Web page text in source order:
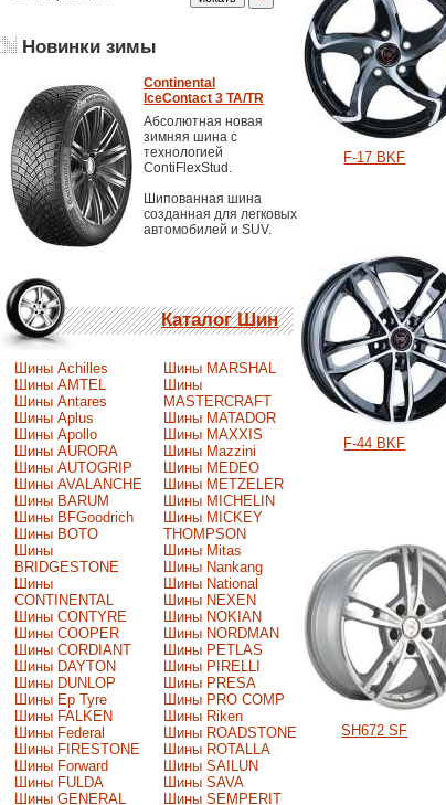
Новинки зимы
Continental
IceContact 3 TA/TR
Абсолютная новая
зимняя шина с
технологией
ContiFlexStud.
Шипованная шина
созданная для легковых
автомобилей и SUV.
Каталог Шин
Шины Achilles
Шины AMTEL
Шины Antares
Шины Aplus
Шины Apollo
Шины AURORA
Шины AUTOGRIP
Шины AVALANCHE
Шины BARUM
Шины BFGoodrich
Шины BOTO
Шины
BRIDGESTONE
Шины
CONTINENTAL
Шины CONTYRE
Шины COOPER
Шины CORDIANT
Шины DAYTON
Шины DUNLOP
Шины Ep Tyre
Шины FALKEN
Шины Federal
Шины FIRESTONE
Шины Forward
Шины FULDA
Шины GENERAL
Шины MARSHAL
Шины
MASTERCRAFT
Шины MATADOR
Шины MAXXIS
Шины Mazzini
Шины MEDEO
Шины METZELER
Шины MICHELIN
Шины MICKEY
THOMPSON
Шины Mitas
Шины Nankang
Шины National
Шины NEXEN
Шины NOKIAN
Шины NORDMAN
Шины PETLAS
Шины PIRELLI
Шины PRESA
Шины PRO COMP
Шины Riken
Шины ROADSTONE
Шины ROTALLA
Шины SAILUN
Шины SAVA
Шины SEMPERIT
F-17 BKF
F-44 BKF
SH672 SF